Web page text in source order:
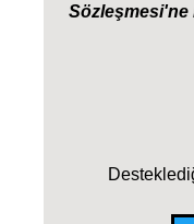
Sözleşmesi'ne